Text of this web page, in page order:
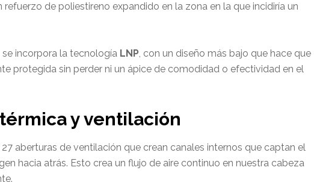
refuerzo de poliestireno expandido en la zona en la que incidiría un
se incorpora la tecnología LNP, con un diseño más bajo que hace que
protegida sin perder ni un ápice de comodidad o efectividad en el
y ventilación
aberturas de ventilación que crean canales internos que captan el
hacia atrás. Esto crea un flujo de aire continuo en nuestra cabeza